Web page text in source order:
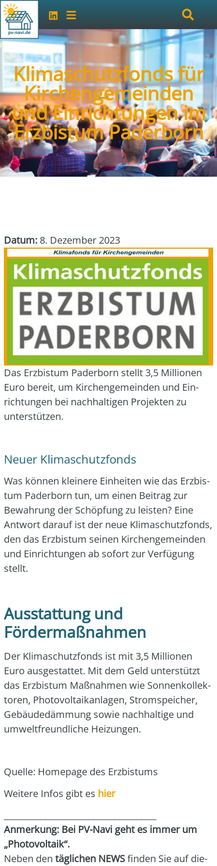
Klimaschutzfonds für
Kirchengemeinden
und Einrichtungen im
Erzbistum Paderborn
Datum: 8. Dezember 2023
Das Erz­bis­tum Pader­born stellt 3,5 Mil­lio­nen
Euro bereit, um Kir­chen­ge­mein­den und Ein­
rich­tun­gen bei nach­hal­ti­gen Pro­jek­ten zu
unter­stüt­zen.
Neuer Klimaschutzfonds
Was kön­nen klei­ne­re Ein­hei­ten wie das Erz­bis­
tum Pader­born tun, um einen Bei­trag zur
Bewah­rung der Schöp­fung zu leis­ten? Eine
Ant­wort dar­auf ist der neue Kli­ma­schutz­fonds,
den das Erz­bis­tum sei­nen Kir­chen­ge­mein­den
und Ein­rich­tun­gen ab sofort zur Ver­fü­gung
stellt.
Ausstattung und
Fördermaßnahmen
Der Kli­ma­schutz­fonds ist mit 3,5 Mil­lio­nen
Euro aus­ge­stat­tet. Mit dem Geld unter­stützt
das Erz­bis­tum Maß­nah­men wie Son­nen­kol­lek­
to­ren, Pho­to­vol­ta­ik­an­la­gen, Strom­spei­cher,
Gebäu­de­däm­mung sowie nach­hal­ti­ge und
umwelt­freund­li­che Hei­zun­gen.
Quel­le: Home­page des Erz­bis­tums
Wei­te­re Infos gibt es hier
Anmer­kung: Bei PV-Navi geht es immer um
„Pho­to­vol­ta­ik“.
Neben den täg­li­chen NEWSfin­den Sie auf die­